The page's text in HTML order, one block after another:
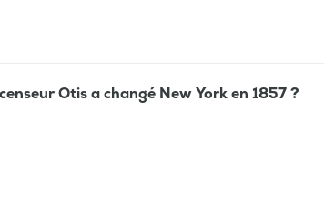
Otis a changé New York en 1857 ?